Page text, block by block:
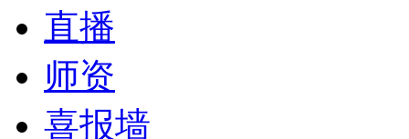
直播
师资
喜报墙